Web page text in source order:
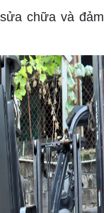
chữa và đảm